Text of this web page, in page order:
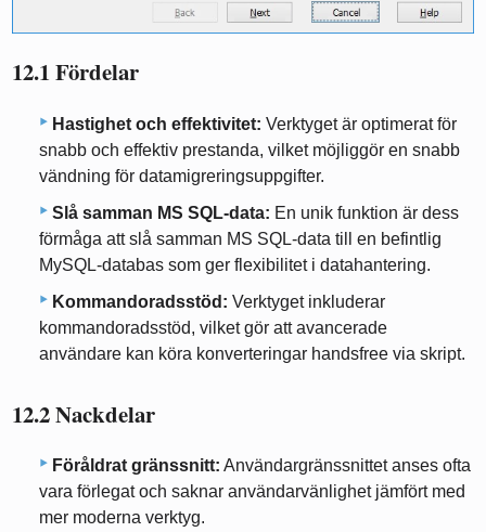
12.1 Fördelar
Hastighet och effektivitet: Verktyget är optimerat för
snabb och effektiv prestanda, vilket möjliggör en snabb
vändning för datamigreringsuppgifter.
Slå samman MS SQL-data: En unik funktion är dess
förmåga att slå samman MS SQL-data till en befintlig
MySQL-databas som ger flexibilitet i datahantering.
Kommandoradsstöd: Verktyget inkluderar
kommandoradsstöd, vilket gör att avancerade
användare kan köra konverteringar handsfree via skript.
12.2 Nackdelar
Föråldrat gränssnitt: Användargränssnittet anses ofta
vara förlegat och saknar användarvänlighet jämfört med
mer moderna verktyg.